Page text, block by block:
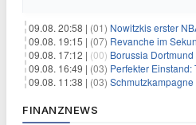
09.08. 20:58 | (01) Nowitzkis erster
09.08. 19:15 | (07) Revanche im
09.08. 17:12 | (00) Borussia Dortmund
09.08. 16:49 | (03) Perfekter Einstand:
09.08. 11:38 | (03) Schmutzkampagne
FINANZNEWS